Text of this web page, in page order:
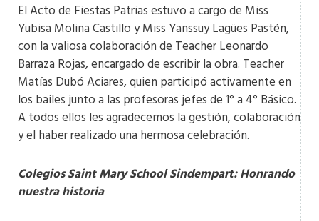
El Acto de Fiestas Patrias estuvo a cargo de Miss
Yubisa Molina Castillo y Miss Yanssuy Lagües Pastén,
con la valiosa colaboración de Teacher Leonardo
Barraza Rojas, encargado de escribir la obra. Teacher
Matías Dubó Aciares, quien participó activamente en
los bailes junto a las profesoras jefes de 1° a 4° Básico.
A todos ellos les agradecemos la gestión, colaboración
y el haber realizado una hermosa celebración.
Colegios Saint Mary School Sindempart: Honrando
nuestra historia